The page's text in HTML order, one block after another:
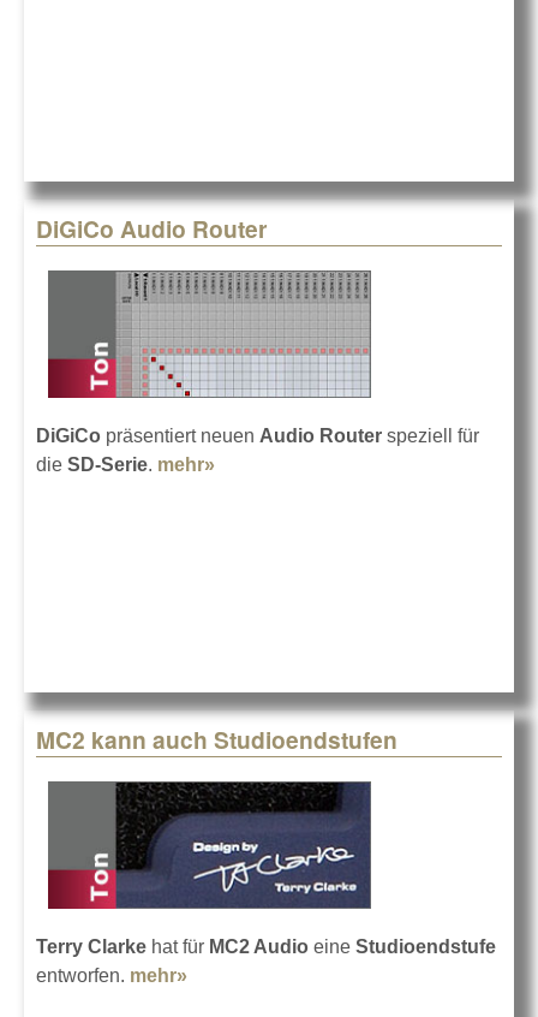
DiGiCo Audio Router
DiGiCo präsentiert neuen Audio Router speziell für
die SD-Serie. mehr»
MC2 kann auch Studioendstufen
Terry Clarke hat für MC2 Audio eine Studioendstufe
entworfen. mehr»